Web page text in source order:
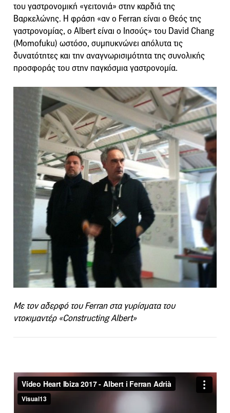
του γαστρονομική «γειτονιά» στην καρδιά της
Βαρκελώνης. Η φράση «αν ο Ferran είναι ο Θεός της
γαστρονομίας, ο Albert είναι ο Ιησούς» του David Chang
(Momofuku) ωστόσο, συμπυκνώνει απόλυτα τις
δυνατότητες και την αναγνωρισιμότητα της συνολικής
προσφοράς του στην παγκόσμια γαστρονομία.
Με τον αδερφό του Ferran στα γυρίσματα του
ντοκιμαντέρ «Constructing Albert»